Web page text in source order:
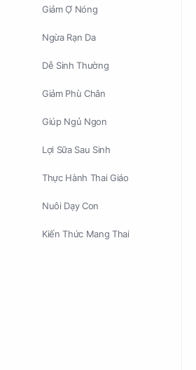
Giảm Ợ Nóng
Ngừa Rạn Da
Dễ Sinh Thường
Giảm Phù Chân
Giúp Ngủ Ngon
Lợi Sữa Sau Sinh
Thực Hành Thai Giáo
Nuôi Dạy Con
Kiến Thức Mang Thai